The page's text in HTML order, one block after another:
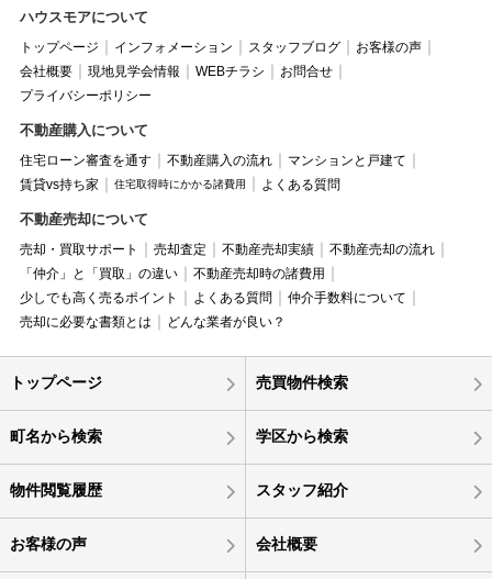
ハウスモアについて
トップページ インフォメーション スタッフブログ
お客様の声
会社概要
現地見学会情報 WEBチラシ
お問合せ
プライバシーポリシー
不動産購入について
住宅ローン審査を通す 不動産購入の流れ
マンションと戸建て
賃貸vs持ち家
住宅取得時にかかる諸費用 よくある質問
不動産売却について
売却・買取サポート 売却査定 不動産売却実績
不動産売却の流れ
「仲介」と「買取」の違い
不動産売却時の諸費用
少しでも高く売るポイント
よくある質問
仲介手数料について
売却に必要な書類とは
どんな業者が良い？
トップページ 売買物件検索
町名から検索 学区から検索
物件閲覧履歴 スタッフ紹介
お客様の声 会社概要